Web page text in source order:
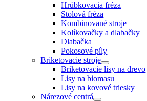
Hrúbkovacia fréza
Stolová fréza
Kombinované stroje
Kolíkovačky a dlabačky
Dlabačka
Pokosové píly
Briketovacie stroje
Briketovacie lisy na drevo
Lisy na biomasu
Lisy na kovové triesky
Nárezové centrá